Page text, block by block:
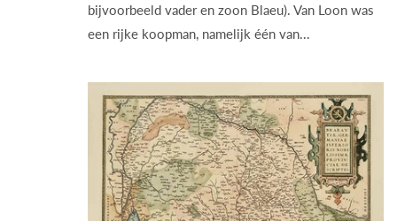
bijvoorbeeld vader en zoon Blaeu). Van Loon was
een rijke koopman, namelijk één van...